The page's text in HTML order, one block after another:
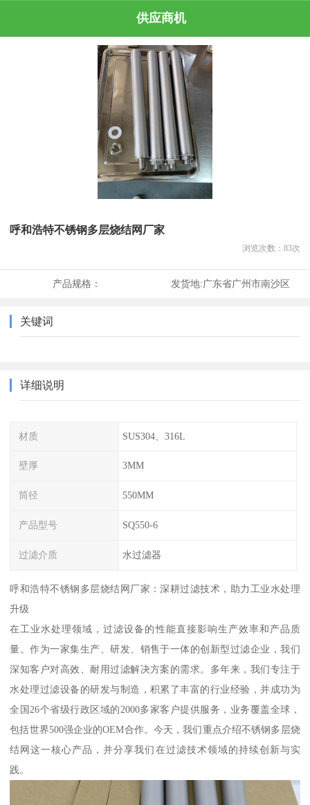
供应商机
呼和浩特不锈钢多层烧结网厂家
浏览次数： 83次
产品规格： 发货地:广东省广州市南沙区
关键词
详细说明
材质 SUS304、316L
壁厚 3MM
筒径 550MM
产品型号 SQ550-6
过滤介质 水过滤器
呼和浩特不锈钢多层烧结网厂家：深耕过滤技术，助力工业水处理
升级
在工业水处理领域，过滤设备的性能直接影响生产效率和产品质
量。作为一家集生产、研发、销售于一体的创新型过滤企业，我们
深知客户对高效、耐用过滤解决方案的需求。多年来，我们专注于
水处理过滤设备的研发与制造，积累了丰富的行业经验，并成功为
全国26个省级行政区域的2000多家客户提供服务，业务覆盖全球，
包括世界500强企业的OEM合作。今天，我们重点介绍不锈钢多层烧
结网这一核心产品，并分享我们在过滤技术领域的持续创新与实
践。